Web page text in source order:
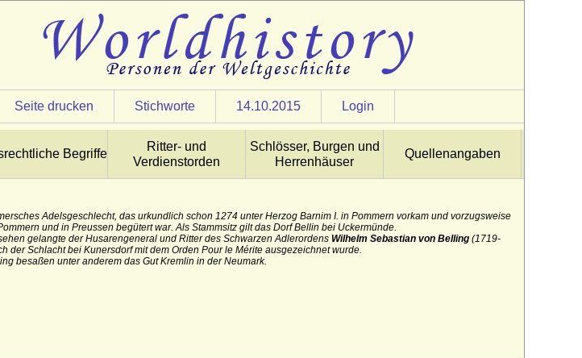
Seite drucken Stichworte 14.10.2015 Login
Begriffe
Ritter- und
Verdienstorden
Schlösser, Burgen und
Herrenhäuser
Quellenangaben
Adelsgeschlecht, das urkundlich schon 1274 unter Herzog Barnim I. in Pommern vorkam und vorzugsweise
und in Preussen begütert war. Als Stammsitz gilt das Dorf Bellin bei Uckermünde.
gelangte der Husarengeneral und Ritter des Schwarzen Adlerordens Wilhelm Sebastian von Belling (1719-
der Schlacht bei Kunersdorf mit dem Orden Pour le Mérite ausgezeichnet wurde.
besaßen unter anderem das Gut Kremlin in der Neumark.